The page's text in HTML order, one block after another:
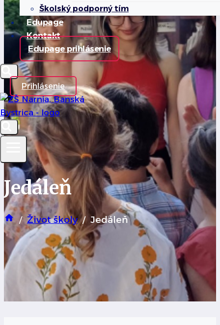
Školský podporný tím
Edupage
Kontakt
Edupage prihlásenie
Prihlásenie
Jedáleň
/ Život školy / Jedáleň